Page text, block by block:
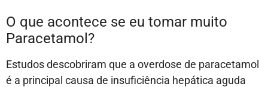
O que acontece se eu tomar muito
Paracetamol?
Estudos descobriram que a overdose de paracetamol
é a principal causa de insuficiência hepática aguda